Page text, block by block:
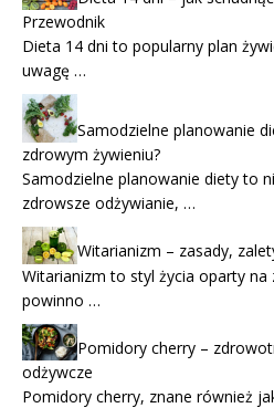
Przewodnik
Dieta 14 dni to popularny plan
uwagę …
Samodzielne planowanie
zdrowym żywieniu?
Samodzielne planowanie diety to
zdrowsze odżywianie, …
Witarianizm – zasady,
Witarianizm to styl życia oparty na
powinno …
Pomidory cherry –
odżywcze
Pomidory cherry, znane również